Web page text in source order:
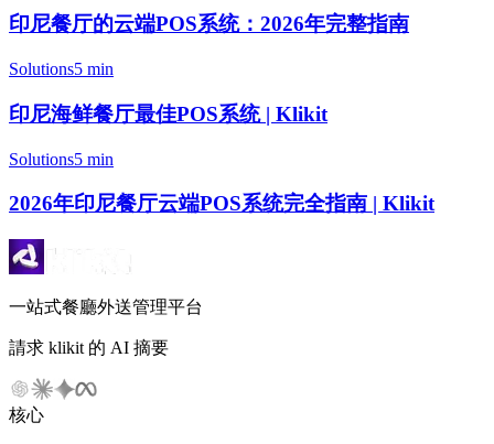
印尼餐厅的云端POS系统：2026年完整指南
Solutions5 min
印尼海鲜餐厅最佳POS系统 | Klikit
Solutions5 min
2026年印尼餐厅云端POS系统完全指南 | Klikit
一站式餐廳外送管理平台
請求 klikit 的 AI 摘要
核心